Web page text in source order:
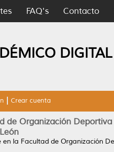
FAQ's Contacto
DIGITAL
Crear cuenta
de Organización
León
la Facultad de Organización